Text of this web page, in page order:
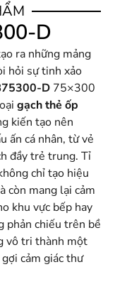
D
ra những mảng
hỏi sự tinh xảo
D 75×300
gạch thẻ ốp
kiến tạo nên
ấn cá nhân, từ vẻ
đầy trẻ trung. Tỉ
chỉ tạo hiệu
còn mang lại cảm
khu vực bếp hay
phản chiếu trên bề
vô tri thành một
cảm giác thư